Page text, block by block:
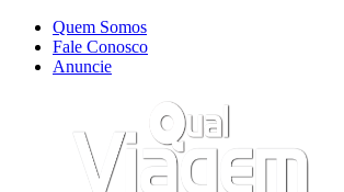
Quem Somos
Fale Conosco
Anuncie